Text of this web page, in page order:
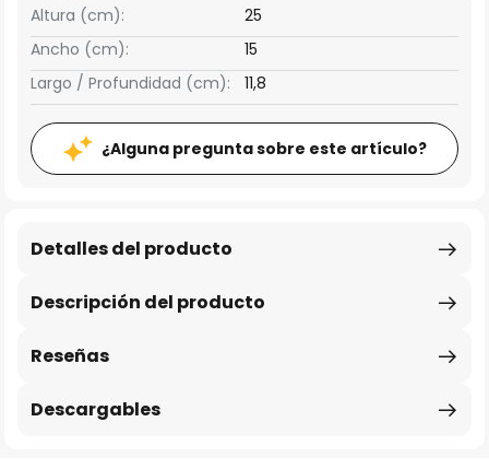
Ancho (cm): 15
Altura (cm): 25
Largo / Profundidad (cm): 11,8
¿Alguna pregunta sobre este artículo?
Descripción del producto
Detalles del producto
Reseñas
Descargables